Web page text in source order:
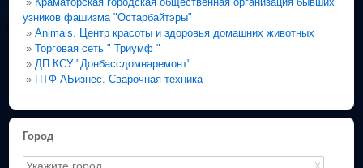
узников фашизма "Остарбайтэры"
»Animals. Центр красоты и здоровья домашних животных
»Торговая сеть " Триумф "
» ДП КСУ "Донбассдомнаремонт"
» ПТФ АБизнес. Сварочная техника
Город